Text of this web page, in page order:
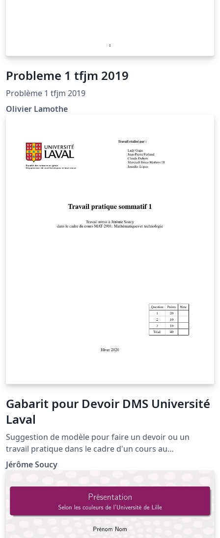
Probleme 1 tfjm 2019
Problème 1 tfjm 2019
Olivier Lamothe
Gabarit pour Devoir DMS Université
Laval
Suggestion de modèle pour faire un devoir ou un
travail pratique dans le cadre d'un cours au
département de mathématiques et statistique à
l'Université Laval.
Jérôme Soucy